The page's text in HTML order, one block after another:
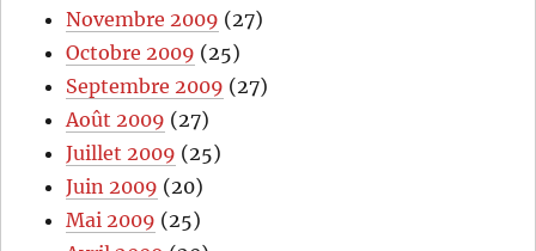
Novembre 2009 (27)
Octobre 2009 (25)
Septembre 2009 (27)
Août 2009 (27)
Juillet 2009 (25)
Juin 2009 (20)
Mai 2009 (25)